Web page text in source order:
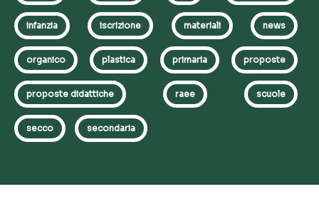
infanzia iscrizione materiali news
organico plastica primaria proposte
proposte didattiche raee scuole
secco secondaria